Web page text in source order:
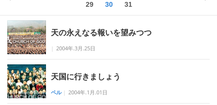
29
30 31
天の永えなる報いを望みつつ
2004年.3月.25日
天国に行きましょう
ペル 2004年.1月.01日